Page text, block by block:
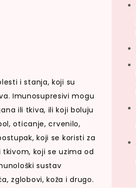
i stanja, koji su
Imunosupresivi mogu
ili tkiva, ili koji boluju
oticanje, crvenilo,
koji se koristi za
koji se uzima od
sustav
zglobovi, koža i drugo.